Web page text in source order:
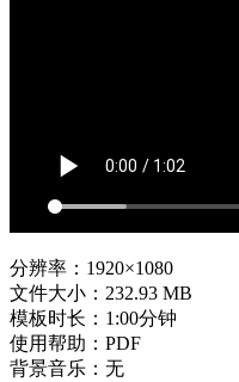
分辨率：1920×1080
文件大小：232.93 MB
模板时长：1:00分钟
使用帮助：PDF
背景音乐：无